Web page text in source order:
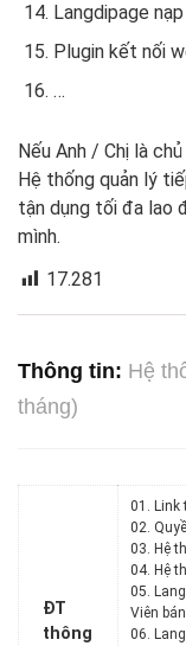
Langdipage
Plugin kết nối
…
Nếu Anh / Chị là
Hệ thống quản lý
tận dụng tối đa lao
mình.
17.281
Thông tin: Hệ
tháng)
ĐT
thông
01. Link
02.
03. Hệ
04. Hệ
05.
Viên
06.